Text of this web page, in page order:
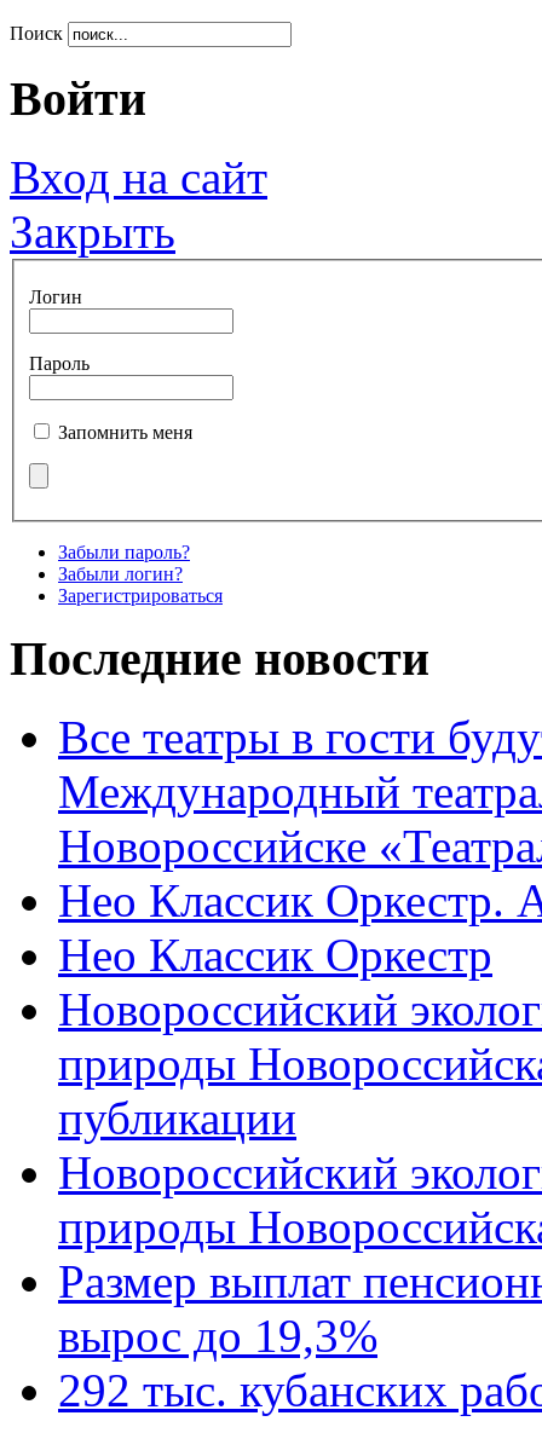
Поиск
Войти
Вход на сайт
Закрыть
Логин
Пароль
Запомнить меня
Забыли пароль?
Забыли логин?
Зарегистрироваться
Последние новости
Все театры в гости
Международный
Новороссийске
Нео Классик Оркестр.
Нео Классик Оркестр
Новороссийский
природы
публикации
Новороссийский
природы
Размер выплат
вырос до 19,3%
292 тыс. кубанских